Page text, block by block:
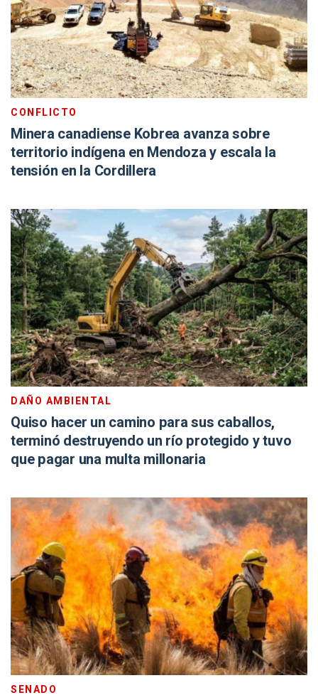
CONFLICTO
Minera canadiense Kobrea avanza sobre
territorio indígena en Mendoza y escala la
tensión en la Cordillera
DAÑO AMBIENTAL
Quiso hacer un camino para sus caballos,
terminó destruyendo un río protegido y tuvo
que pagar una multa millonaria
SENADO